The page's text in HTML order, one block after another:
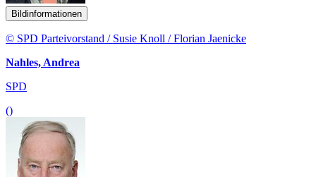
Bildinformationen
© SPD Parteivorstand / Susie Knoll / Florian Jaenicke
Nahles, Andrea
SPD
()